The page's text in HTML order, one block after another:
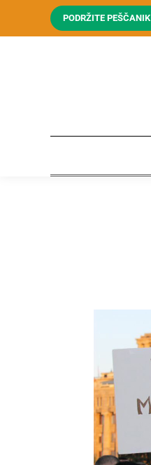
PODRŽITE PEŠČANIK